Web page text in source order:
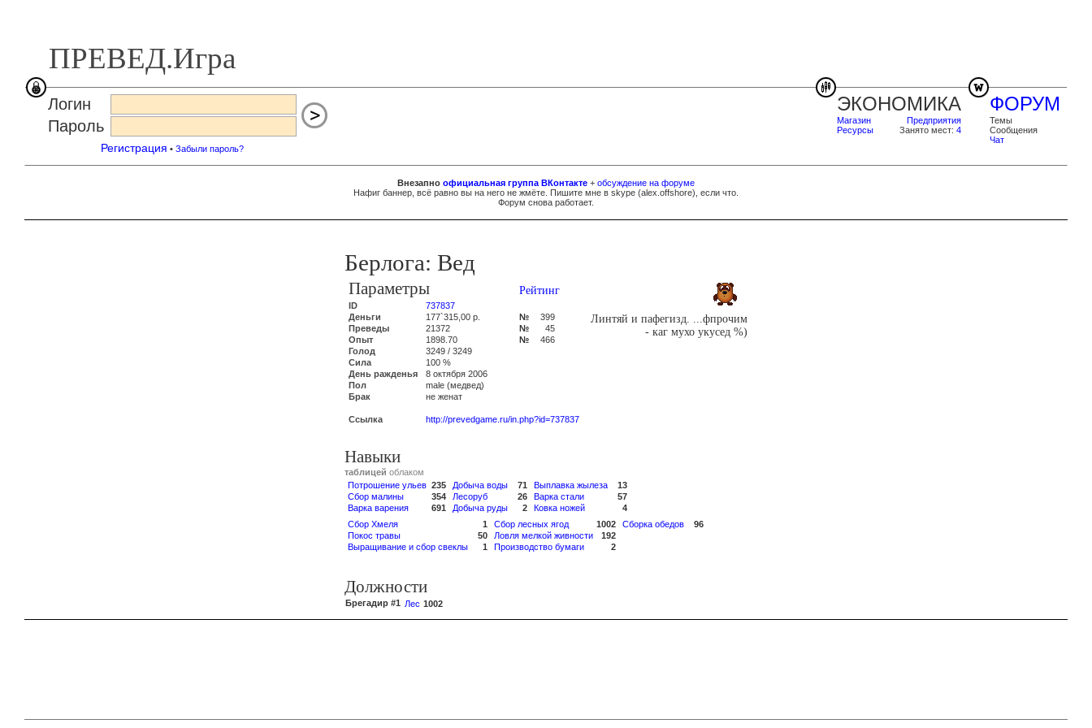
ПРЕВЕД.Игра
ФОРУМ
Темы
Сообщения
Чат
ЭКОНОМИКА
Предприятия
Занято мест: 4
Магазин
Ресурсы
Логин
Пароль
Регистрация • Забыли пароль?
Внезапно официальная группа ВКонтакте + обсуждение на форуме
Нафиг баннер, всё равно вы на него не жмёте. Пишите мне в skype (alex.offshore), если что.
Форум снова работает.
Берлога: Вед
Параметры Рейтинг
ID
737837
Деньги
177`315,00 р. №
399
Преведы
21372 №
45
Опыт
1898.70 №
466
Голод
3249 / 3249
Сила
100 %
День ражденья
8 октября 2006
Пол
male (медвед)
Брак
не женат
Ссылка http://prevedgame.ru/in.php?id=737837
Линтяй и пафегизд. ...фпрочим
- каг мухо укусед %)
Навыки
таблицей облаком
Потрошение ульев 235
Сбор малины
354
Варка варения
691
Добыча воды
71
Лесоруб
26
Добыча руды
2
Выплавка жылеза
13
Варка стали
57
Ковка ножей
4
Сбор Хмеля
1
Покос травы
50
Выращивание и сбор свеклы
1
Сбор лесных ягод
1002
Ловля мелкой живности
192
Производство бумаги
2
Сборка обедов 96
Должности
Брегадир #1 Лес 1002